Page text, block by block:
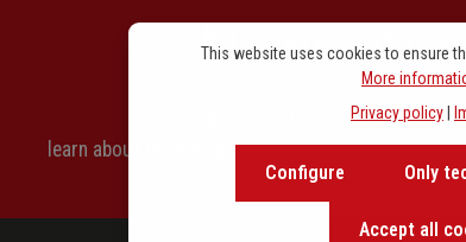
Our newsletter keeps you on
learn about the background of music and
This website uses cookies to ensure
More
Privacy policy
Only
Configure
Accept all